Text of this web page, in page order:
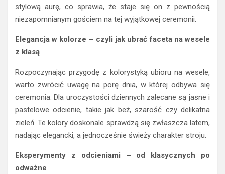
stylową aurę, co sprawia, że staje się on z pewnością
niezapomnianym gościem na tej wyjątkowej ceremonii.
Elegancja w kolorze – czyli jak ubrać faceta na wesele
z klasą
Rozpoczynając przygodę z kolorystyką ubioru na wesele,
warto zwrócić uwagę na porę dnia, w której odbywa się
ceremonia. Dla uroczystości dziennych zalecane są jasne i
pastelowe odcienie, takie jak beż, szarość czy delikatna
zieleń. Te kolory doskonale sprawdzą się zwłaszcza latem,
nadając elegancki, a jednocześnie świeży charakter stroju.
Eksperymenty z odcieniami – od klasycznych po
odważne